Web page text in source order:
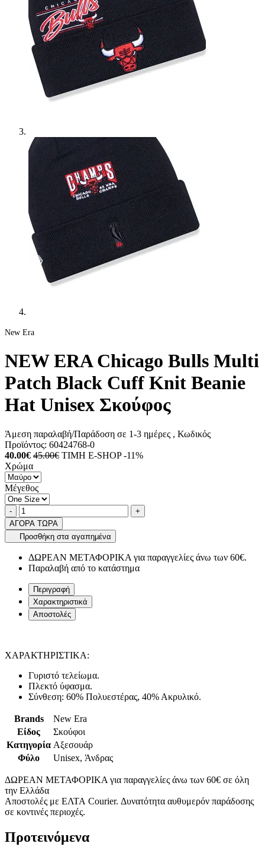
New Era
NEW ERA Chicago Bulls Multi
Patch Black Cuff Knit Beanie
Hat Unisex Σκούφος
Άμεση παραλαβή/Παράδοση σε 1-3 ημέρες , Κωδικός
Προϊόντος: 60424768-0
40.00€ 45.00€ ΤΙΜΗ E-SHOP -11%
Χρώμα
Μέγεθος
Ποσότητα
-product.increase.quantity +
ΑΓΟΡΑ ΤΩΡΑ
Προσθήκη στα αγαπημένα
ΔΩΡΕΑΝ ΜΕΤΑΦΟΡΙΚΑ για παραγγελίες άνω των 60€.
Παραλαβή από το κατάστημα
Περιγραφή
Χαρακτηριστικά
Αποστολές
ΧΑΡΑΚΤΗΡΙΣΤΙΚΑ:
Γυριστό τελείωμα.
Πλεκτό ύφασμα.
Σύνθεση: 60% Πολυεστέρας, 40% Ακρυλικό.
Brands
New Era
Είδος
Σκούφοι
Κατηγορία Αξεσουάρ
Φύλο
Unisex, Άνδρας
ΔΩΡΕΑΝ ΜΕΤΑΦΟΡΙΚΑ για παραγγελίες άνω των 60€ σε όλη
την Ελλάδα
Αποστολές με ΕΛΤΑ Courier. Δυνατότητα αυθυμερόν παράδοσης
σε κοντινές περιοχές.
Προτεινόμενα